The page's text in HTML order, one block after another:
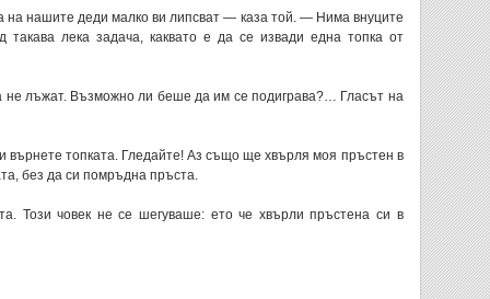
на нашите деди малко ви липсват — каза той. — Нима внуците
такава лека задача, каквато е да се извади една топка от
не лъжат. Възможно ли беше да им се подиграва?… Гласът на
върнете топката. Гледайте! Аз също ще хвърля моя пръстен в
без да си помръдна пръста.
Този човек не се шегуваше: ето че хвърли пръстена си в